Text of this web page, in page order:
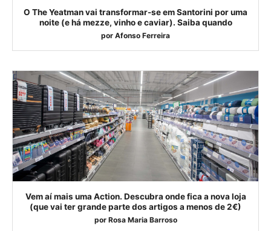
O The Yeatman vai transformar-se em Santorini por uma
noite (e há mezze, vinho e caviar). Saiba quando
por Afonso Ferreira
Vem aí mais uma Action. Descubra onde fica a nova loja
(que vai ter grande parte dos artigos a menos de 2€)
por Rosa Maria Barroso